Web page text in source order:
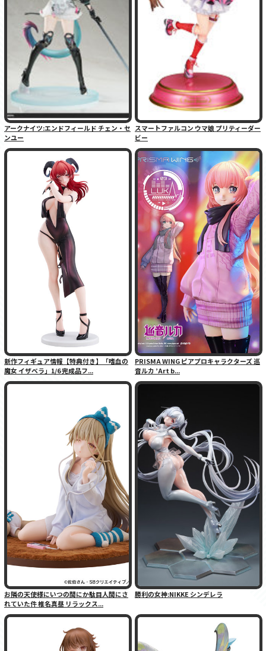
アークナイツ:エンドフィールド チェン・セ
ンユー
スマートファルコン ウマ娘 プリティーダー
ビー
新作フィギュア情報【特典付き】「嗜血の
魔女 イザベラ」1/6 完成品フ...
PRISMA WING ピアプロキャラクターズ 巡
音ルカ ’Art b...
お隣の天使様にいつの間にか駄目人間にさ
れていた件 椎名真昼 リラックス...
勝利の女神:NIKKE シンデレラ